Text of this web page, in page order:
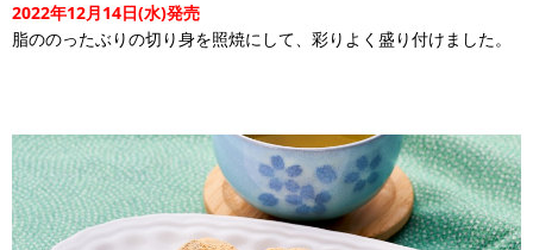
2022年12月14日(水)発売
脂ののったぶりの切り身を照焼にして、彩りよく盛り付けました。